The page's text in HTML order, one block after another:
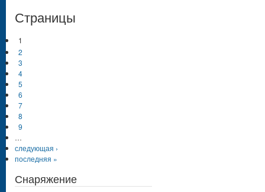
Страницы
1
2
3
4
5
6
7
8
9
…
следующая ›
последняя »
Снаряжение